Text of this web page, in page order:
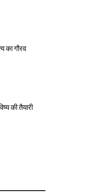
का गौरव
की तैयारी